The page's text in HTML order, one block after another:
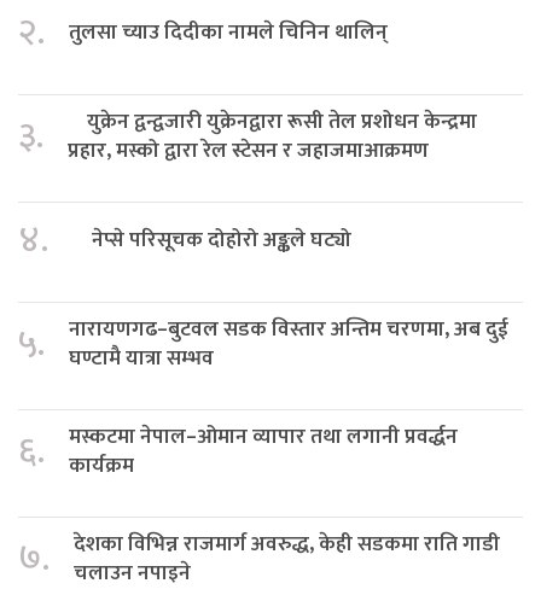
२. तुलसा च्याउ दिदीका नामले चिनिन थालिन्
३.
युक्रेन द्वन्द्वजारी युक्रेनद्वारा रूसी तेल प्रशोधन केन्द्रमा
प्रहार, मस्को द्वारा रेल स्टेसन र जहाजमाआक्रमण
४. नेप्से परिसूचक दोहोरो अङ्कले घट्यो
५.
नारायणगढ–बुटवल सडक विस्तार अन्तिम चरणमा, अब दुई
घण्टामै यात्रा सम्भव
६.
मस्कटमा नेपाल–ओमान व्यापार तथा लगानी प्रवर्द्धन
कार्यक्रम
७.
देशका विभिन्न राजमार्ग अवरुद्ध, केही सडकमा राति गाडी
चलाउन नपाइने